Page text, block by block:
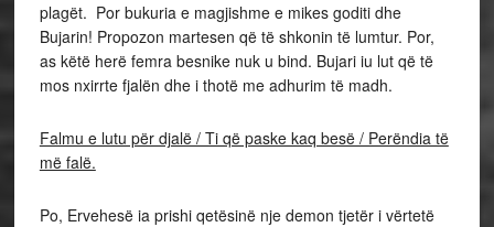
plagët. Por bukuria e magjishme e mikes goditi dhe
Bujarin! Propozon martesen që të shkonin të lumtur. Por,
as këtë herë femra besnike nuk u bind. Bujari iu lut që të
mos nxirrte fjalën dhe i thotë me adhurim të madh.
Falmu e lutu për djalë / Ti që paske kaq besë / Perëndia të
më falë.
Po, Ervehesë ia prishi qetësinë nje demon tjetër i vërtetë